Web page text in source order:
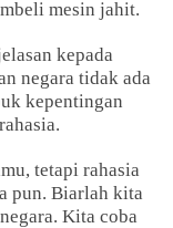
mesin jahit.
kepada
negara tidak ada
kepentingan
tetapi rahasia
pun. Biarlah kita
Kita coba